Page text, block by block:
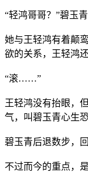
“轻鸿哥哥？”碧玉
她与王轻鸿有着颠
欲的关系，王轻鸿
“滚……”
王轻鸿没有抬眼，
气，叫碧玉青心生
碧玉青后退数步，
不过而今的重点，